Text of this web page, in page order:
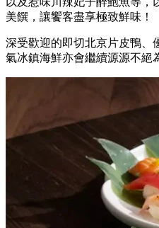
美饌，讓饗客盡享極致鮮味！
深受歡迎的即切北京片皮鴨、
氣冰鎮海鮮亦會繼續源源不絕